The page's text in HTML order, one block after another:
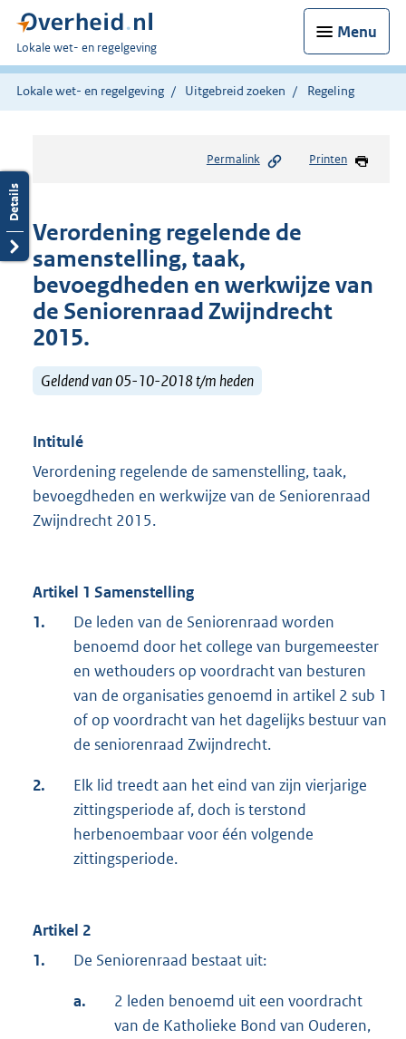
Menu
U
bent
hier:
Lokale wet- en regelgeving
Lokale wet- en regelgeving Uitgebreid zoeken Regeling
Permalink Printen
Verordening regelende de
samenstelling, taak,
bevoegdheden en werkwijze van
de Seniorenraad Zwijndrecht
2015.
Geldend van 05-10-2018 t/m heden
Intitulé
Verordening regelende de samenstelling, taak,
bevoegdheden en werkwijze van de Seniorenraad
Zwijndrecht 2015.
Artikel 1 Samenstelling
1.
De leden van de Seniorenraad worden
benoemd door het college van burgemeester
en wethouders op voordracht van besturen
van de organisaties genoemd in artikel 2 sub 1
of op voordracht van het dagelijks bestuur van
de seniorenraad Zwijndrecht.
2.
Elk lid treedt aan het eind van zijn vierjarige
zittingsperiode af, doch is terstond
herbenoembaar voor één volgende
zittingsperiode.
Artikel 2
1.
De Seniorenraad bestaat uit:
a.
2 leden benoemd uit een voordracht
van de Katholieke Bond van Ouderen,